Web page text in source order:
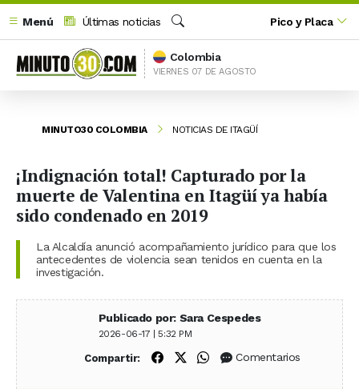
Menú
Últimas noticias
Buscar
Pico y Placa
Colombia
VIERNES 07 DE AGOSTO
MINUTO30 COLOMBIA NOTICIAS DE ITAGÜÍ
¡Indignación total! Capturado por la
muerte de Valentina en Itagüí ya había
sido condenado en 2019
La Alcaldía anunció acompañamiento jurídico para que los
antecedentes de violencia sean tenidos en cuenta en la
investigación.
Publicado por: Sara Cespedes
2026-06-17 | 5:32 PM
Compartir: Compartir en Facebook
Compartir en X (Twitter)
Compartir en WhatsApp
Comentarios